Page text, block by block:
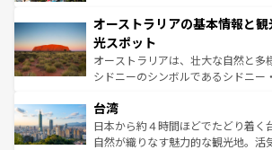
部のニューオーリンズでは、音楽と
文化が魅力。旅行者はアメリカの各
しみながら、その多様性と豊かな歴
るだろう。車でのロードトリップや
情報は
ワイ島は見逃せない。また、定番の
島だが、静かな自然を求めるならマ
おすすめ。エメラルドグリーンに輝
文化や歴史が息づいている。「アロ
人々、おいしいローカルフードやハ
ク、伝統的なフラダンスなど、すべ
っている。訪れるたびに新しい発見
オーストラリアの基本情報と
光スポット
オーストラリアは、壮大な自然と多
シドニーのシンボルであるシドニー
リアリーフや大陸中央部にそびえる
ク）、タスマニアの美しい原生林や
ど、見どころがたくさん。また、カ
台湾
日本から約４時間ほどでたどり着く
自然が織りなす魅力的な観光地。活